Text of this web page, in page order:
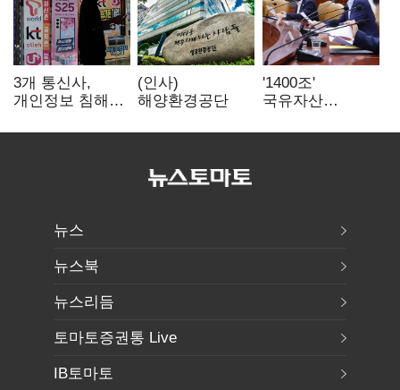
3개 통신사,
개인정보 침해
시정…공정위
(인사)
해양환경공단
'1400조'
국유자산
반도체 넘어
뉴스
뉴스북
뉴스리듬
토마토증권통 Live
IB토마토